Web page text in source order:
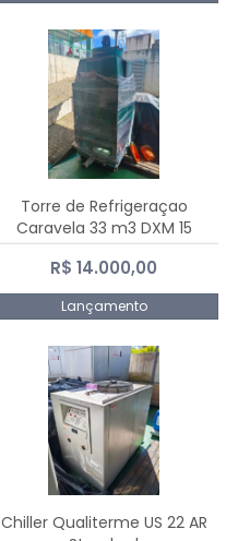
Torre de Refrigeraçao
Caravela 33 m3 DXM 15
R$ 14.000,00
Lançamento
Chiller Qualiterme US 22 AR